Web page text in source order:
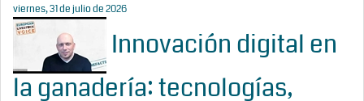
viernes, 31 de julio de 2026
Innovación digital en
la ganadería: tecnologías,